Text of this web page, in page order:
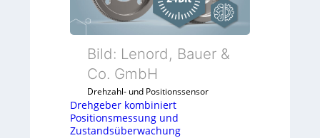
o
i
g
u
r
i
e
a
u
f
d
n
R
a
s
e
r
k
o
b
i
n
i
Bild: Lenord, Bauer &
Co. GmbH
Drehzahl- und Positionssensor
Drehgeber kombiniert
Positionsmessung und
Zustandsüberwachung